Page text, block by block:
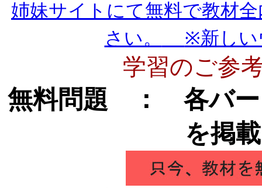
姉妹サイトにて無料で教材
さい。
※新しい
学習のご参
無料問題 ： 各バー
を掲